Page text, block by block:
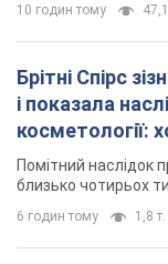
10 годин тому
Брітні Спірс
і показала
косметології:
місяць
Помітний наслідок
близько чотирьох
6 годин тому 1,8 т.